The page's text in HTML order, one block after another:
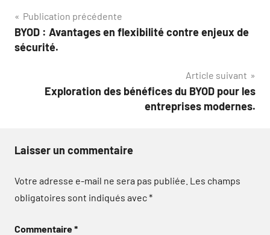
Navigation
de
Publication précédente
BYOD : Avantages en flexibilité contre enjeux de
sécurité.
Article suivant
Exploration des bénéfices du BYOD pour les
entreprises modernes.
Laisser un commentaire
Votre adresse e-mail ne sera pas publiée. Les champs
obligatoires sont indiqués avec*
Commentaire*